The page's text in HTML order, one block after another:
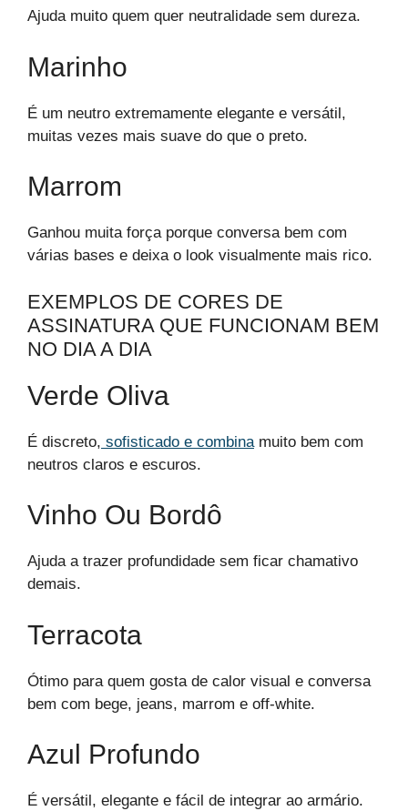
Ajuda muito quem quer neutralidade sem dureza.
Marinho
É um neutro extremamente elegante e versátil,
muitas vezes mais suave do que o preto.
Marrom
Ganhou muita força porque conversa bem com
várias bases e deixa o look visualmente mais rico.
EXEMPLOS DE CORES DE
ASSINATURA QUE FUNCIONAM BEM
NO DIA A DIA
Verde Oliva
É discreto, sofisticado e combinamuito bem com
neutros claros e escuros.
Vinho Ou Bordô
Ajuda a trazer profundidade sem ficar chamativo
demais.
Terracota
Ótimo para quem gosta de calor visual e conversa
bem com bege, jeans, marrom e off-white.
Azul Profundo
É versátil, elegante e fácil de integrar ao armário.